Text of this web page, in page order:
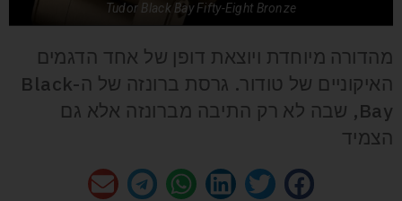
Tudor Black Bay Fifty-Eight Bronze
מהדורה מיוחדת ויוצאת דופן של אחד הדגמים
האיקוניים של טודור. גרסת ברונזה של ה-Black
Bay, שבה לא רק התיבה מברונזה אלא גם
הצמיד